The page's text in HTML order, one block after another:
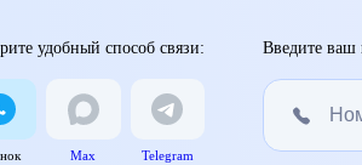
удобный способ связи:
Max Telegram
Введите ваш